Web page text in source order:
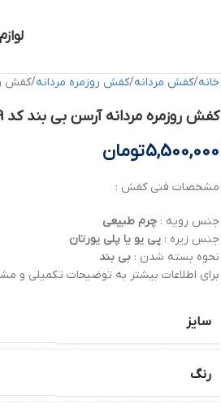
خانه کفش مردانه کفش روزمره مردانه کفش
کفش روزمره مردانه آرسن بی بند کد 14188829 کفش ملی
5,500,000تومان
مشخصات فنی کفش :
جنس رویه : چرم طبیعی
جنس زیره : پی یو یا پلی یورتان
نحوه بسته شدن : بی بند
برای اطلاعات بیشتر به توضیحات تکمیلی و
سایز
رنگ